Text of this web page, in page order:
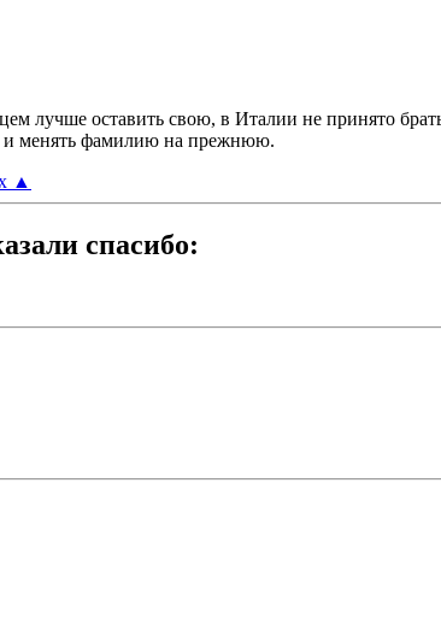
лучше оставить свою, в Италии не принято
и менять фамилию на прежнюю.
▲
cпасибо: